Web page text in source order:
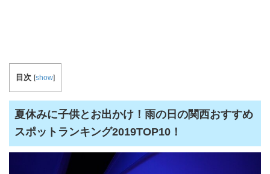
目次 [show]
夏休みに子供とお出かけ！雨の日の関西おすすめ
スポットランキング2019TOP10！